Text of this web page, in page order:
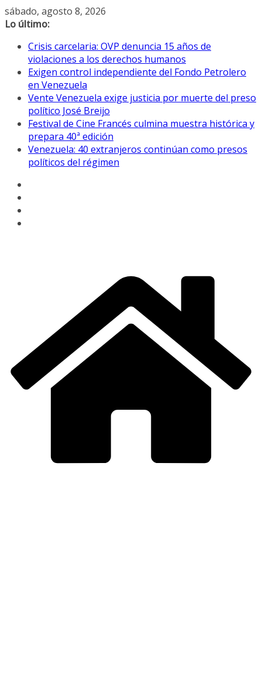
Saltar
al
sábado, agosto 8, 2026
Lo último:
Crisis carcelaria: OVP denuncia 15 años de
violaciones a los derechos humanos
Exigen control independiente del Fondo Petrolero
en Venezuela
Vente Venezuela exige justicia por muerte del preso
político José Breijo
Festival de Cine Francés culmina muestra histórica y
prepara 40ª edición
Venezuela: 40 extranjeros continúan como presos
políticos del régimen